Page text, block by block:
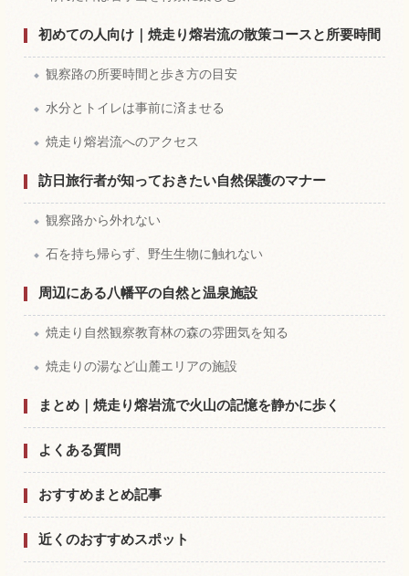
初めての人向け｜焼走り熔岩流の散策コースと所要時間
観察路の所要時間と歩き方の目安
水分とトイレは事前に済ませる
焼走り熔岩流へのアクセス
訪日旅行者が知っておきたい自然保護のマナー
観察路から外れない
石を持ち帰らず、野生生物に触れない
周辺にある八幡平の自然と温泉施設
焼走り自然観察教育林の森の雰囲気を知る
焼走りの湯など山麓エリアの施設
まとめ｜焼走り熔岩流で火山の記憶を静かに歩く
よくある質問
おすすめまとめ記事
近くのおすすめスポット